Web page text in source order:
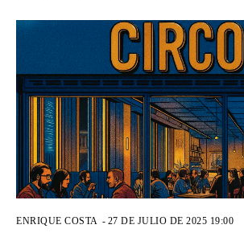
ENRIQUE COSTA - 27 DE JULIO DE 2025 19:00